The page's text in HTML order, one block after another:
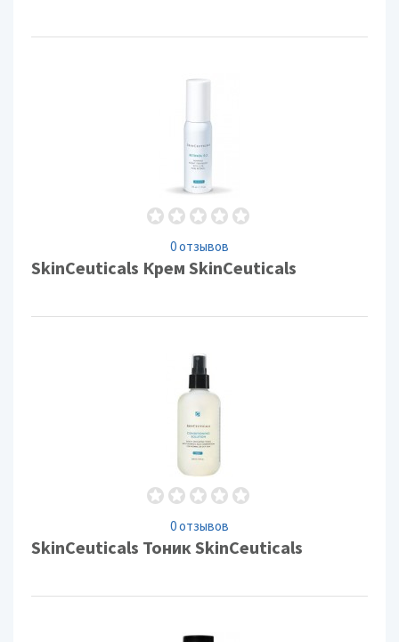
0 отзывов
SkinCeuticals Крем SkinCeuticals
0 отзывов
SkinCeuticals Тоник SkinCeuticals